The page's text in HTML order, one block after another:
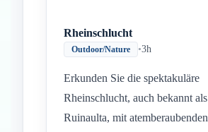
Rheinschlucht
Outdoor/Nature •3h
Erkunden Sie die spektakuläre
Rheinschlucht, auch bekannt als
Ruinaulta, mit atemberaubenden